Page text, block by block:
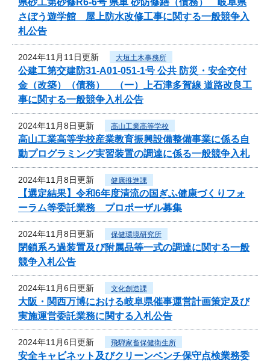
さぼう遊学館 屋上防水改修工事に関する一般競争入
札公告
2024年11月11日更新 大垣土木事務所
公建工第交建防31-A01-051-1号 公共 防災・安全交付
金（改築）（債務） （一）上石津多賀線 道路改良工
事に関する一般競争入札公告
2024年11月8日更新 高山工業高等学校
高山工業高等学校産業教育振興設備整備事業に係る自
動プログラミング実習装置の調達に係る一般競争入札
2024年11月8日更新 健康推進課
【選定結果】令和6年度清流の国ぎふ健康づくりフォ
ーラム等委託業務 プロポーザル募集
2024年11月8日更新 保健環境研究所
閉鎖系ろ過装置及び附属品等一式の調達に関する一般
競争入札公告
2024年11月6日更新 文化創造課
大阪・関西万博における岐阜県催事運営計画策定及び
実施運営委託業務に関する入札公告
2024年11月6日更新 飛騨家畜保健衛生所
安全キャビネット及びクリーンベンチ保守点検業務委